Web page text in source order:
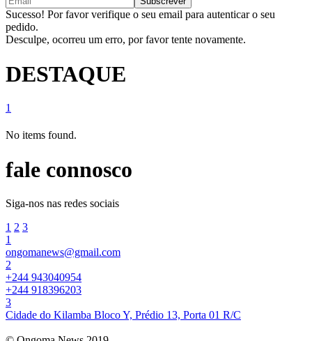
Sucesso! Por favor verifique o seu email para autenticar o seu
pedido.
Desculpe, ocorreu um erro, por favor tente novamente.
DESTAQUE
1
No items found.
fale connosco
Siga-nos nas redes sociais
1 2 3
1
ongomanews@gmail.com
2
+244 943040954
+244 918396203
3
Cidade do Kilamba Bloco Y, Prédio 13, Porta 01 R/C